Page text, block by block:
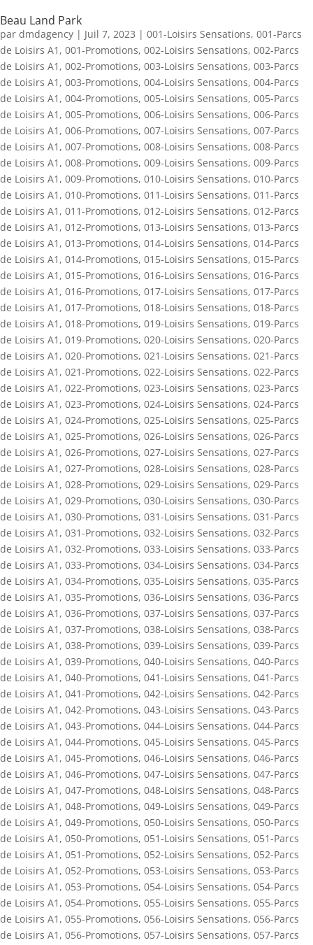
Beau Land Park
par dmdagency | Juil 7, 2023 | 001-Loisirs Sensations, 001-Parcs
de Loisirs A1 , 001-Promotions, 002-Loisirs Sensations, 002-Parcs
de Loisirs A1 , 002-Promotions, 003-Loisirs Sensations, 003-Parcs
de Loisirs A1 , 003-Promotions, 004-Loisirs Sensations, 004-Parcs
de Loisirs A1 , 004-Promotions, 005-Loisirs Sensations, 005-Parcs
de Loisirs A1 , 005-Promotions, 006-Loisirs Sensations, 006-Parcs
de Loisirs A1 , 006-Promotions, 007-Loisirs Sensations, 007-Parcs
de Loisirs A1 , 007-Promotions, 008-Loisirs Sensations, 008-Parcs
de Loisirs A1 , 008-Promotions, 009-Loisirs Sensations, 009-Parcs
de Loisirs A1 , 009-Promotions, 010-Loisirs Sensations, 010-Parcs
de Loisirs A1 , 010-Promotions, 011-Loisirs Sensations, 011-Parcs
de Loisirs A1 , 011-Promotions, 012-Loisirs Sensations, 012-Parcs
de Loisirs A1 , 012-Promotions, 013-Loisirs Sensations, 013-Parcs
de Loisirs A1 , 013-Promotions, 014-Loisirs Sensations, 014-Parcs
de Loisirs A1 , 014-Promotions, 015-Loisirs Sensations, 015-Parcs
de Loisirs A1 , 015-Promotions, 016-Loisirs Sensations, 016-Parcs
de Loisirs A1 , 016-Promotions, 017-Loisirs Sensations, 017-Parcs
de Loisirs A1 , 017-Promotions, 018-Loisirs Sensations, 018-Parcs
de Loisirs A1 , 018-Promotions, 019-Loisirs Sensations, 019-Parcs
de Loisirs A1 , 019-Promotions, 020-Loisirs Sensations, 020-Parcs
de Loisirs A1 , 020-Promotions, 021-Loisirs Sensations, 021-Parcs
de Loisirs A1 , 021-Promotions, 022-Loisirs Sensations, 022-Parcs
de Loisirs A1 , 022-Promotions, 023-Loisirs Sensations, 023-Parcs
de Loisirs A1 , 023-Promotions, 024-Loisirs Sensations, 024-Parcs
de Loisirs A1 , 024-Promotions, 025-Loisirs Sensations, 025-Parcs
de Loisirs A1 , 025-Promotions, 026-Loisirs Sensations, 026-Parcs
de Loisirs A1 , 026-Promotions, 027-Loisirs Sensations, 027-Parcs
de Loisirs A1 , 027-Promotions, 028-Loisirs Sensations, 028-Parcs
de Loisirs A1 , 028-Promotions, 029-Loisirs Sensations, 029-Parcs
de Loisirs A1 , 029-Promotions, 030-Loisirs Sensations, 030-Parcs
de Loisirs A1 , 030-Promotions, 031-Loisirs Sensations, 031-Parcs
de Loisirs A1 , 031-Promotions, 032-Loisirs Sensations, 032-Parcs
de Loisirs A1 , 032-Promotions, 033-Loisirs Sensations, 033-Parcs
de Loisirs A1 , 033-Promotions, 034-Loisirs Sensations, 034-Parcs
de Loisirs A1 , 034-Promotions, 035-Loisirs Sensations, 035-Parcs
de Loisirs A1 , 035-Promotions, 036-Loisirs Sensations, 036-Parcs
de Loisirs A1 , 036-Promotions, 037-Loisirs Sensations, 037-Parcs
de Loisirs A1 , 037-Promotions, 038-Loisirs Sensations, 038-Parcs
de Loisirs A1 , 038-Promotions, 039-Loisirs Sensations, 039-Parcs
de Loisirs A1 , 039-Promotions, 040-Loisirs Sensations, 040-Parcs
de Loisirs A1 , 040-Promotions, 041-Loisirs Sensations, 041-Parcs
de Loisirs A1 , 041-Promotions, 042-Loisirs Sensations, 042-Parcs
de Loisirs A1 , 042-Promotions, 043-Loisirs Sensations, 043-Parcs
de Loisirs A1 , 043-Promotions, 044-Loisirs Sensations, 044-Parcs
de Loisirs A1 , 044-Promotions, 045-Loisirs Sensations, 045-Parcs
de Loisirs A1 , 045-Promotions, 046-Loisirs Sensations, 046-Parcs
de Loisirs A1 , 046-Promotions, 047-Loisirs Sensations, 047-Parcs
de Loisirs A1 , 047-Promotions, 048-Loisirs Sensations, 048-Parcs
de Loisirs A1 , 048-Promotions, 049-Loisirs Sensations, 049-Parcs
de Loisirs A1 , 049-Promotions, 050-Loisirs Sensations, 050-Parcs
de Loisirs A1 , 050-Promotions, 051-Loisirs Sensations, 051-Parcs
de Loisirs A1 , 051-Promotions, 052-Loisirs Sensations, 052-Parcs
de Loisirs A1 , 052-Promotions, 053-Loisirs Sensations, 053-Parcs
de Loisirs A1 , 053-Promotions, 054-Loisirs Sensations, 054-Parcs
de Loisirs A1 , 054-Promotions, 055-Loisirs Sensations, 055-Parcs
de Loisirs A1 , 055-Promotions, 056-Loisirs Sensations, 056-Parcs
de Loisirs A1 , 056-Promotions, 057-Loisirs Sensations, 057-Parcs